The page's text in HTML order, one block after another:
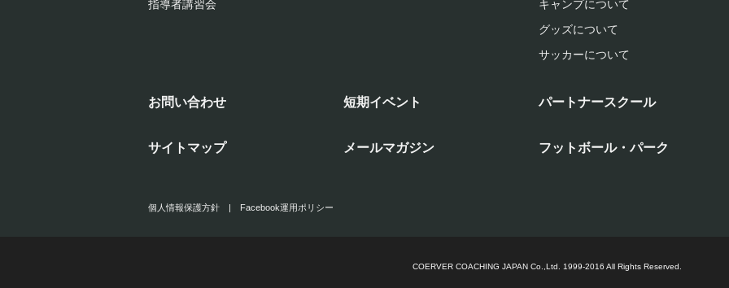
指導者講習会
キャンプについて
グッズについて
サッカーについて
お問い合わせ 短期イベント パートナースクール
サイトマップ メールマガジン フットボール・パーク
個人情報保護方針 | Facebook運用ポリシー
COERVER COACHING JAPAN Co.,Ltd. 1999-2016 All Rights Reserved.